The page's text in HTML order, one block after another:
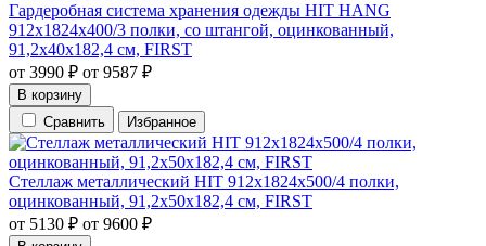
Гардеробная система хранения одежды HIT HANG
912х1824х400/3 полки, со штангой, оцинкованный,
91,2х40х182,4 см, FIRST
от 3990 ₽ от 9587 ₽
В корзину
Сравнить
Избранное
Стеллаж металлический HIT 912х1824х500/4 полки,
оцинкованный, 91,2х50х182,4 см, FIRST
от 5130 ₽ от 9600 ₽